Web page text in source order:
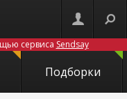
сервиса Sendsay
Подборки